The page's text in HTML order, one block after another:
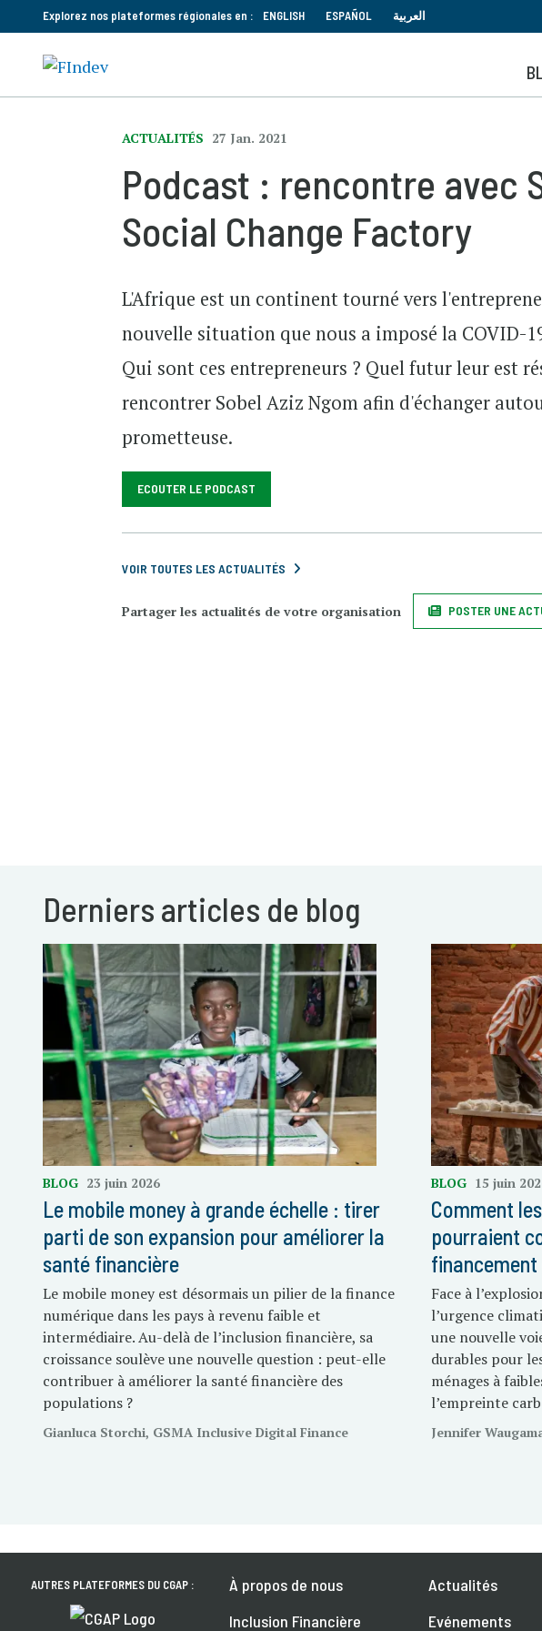
Explorez nos plateformes régionales en : ENGLISH ESPAÑOL العربية
ACTUALITÉS 27 Jan. 2021
Podcast : rencontre avec
Social Change Factory
L'Afrique est un continent tourné vers
nouvelle situation que nous a imposé la COVID-
Qui sont ces entrepreneurs ? Quel futur leur est
rencontrer Sobel Aziz Ngom afin d'échanger
prometteuse.
ECOUTER LE PODCAST
VOIR TOUTES LES ACTUALITÉS
Partager les actualités de votre organisation POSTER UNE
Derniers articles de blog
BLOG 23 juin 2026
Le mobile money à grande échelle : tirer
parti de son expansion pour améliorer la
santé financière
Le mobile money est désormais un pilier de la finance
numérique dans les pays à revenu faible et
intermédiaire. Au-delà de l’inclusion financière, sa
croissance soulève une nouvelle question : peut-elle
contribuer à améliorer la santé financière des
populations ?
Gianluca Storchi, GSMA Inclusive Digital Finance
BLOG 15 juin
Comment
pourraient
Face à
l’urgence
une nouvelle
durables pour
ménages à
l’empreinte
Jennifer
AUTRES PLATEFORMES DU CGAP :
À propos de nous
Inclusion Financière
Actualités
Evénements